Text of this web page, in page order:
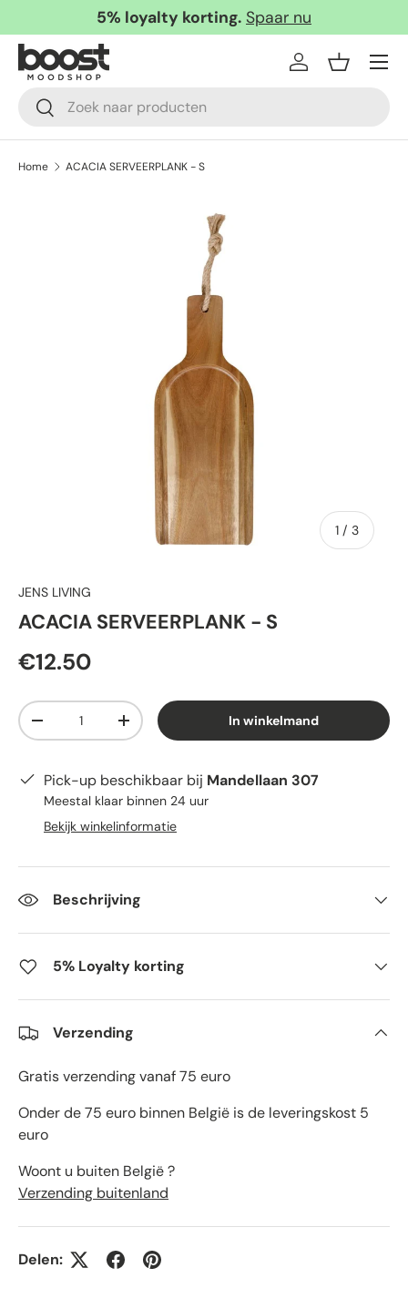
Ga naar inhoud
5% loyalty korting. Spaar nu
Zoeken
Zoeken
InloggenMandje
Menu
Home ACACIA SERVEERPLANK - S
1 / van
3
JENS LIVING
ACACIA SERVEERPLANK - S
€12.50
Aantal
-
+ In winkelmand
Pick-up beschikbaar bij Mandellaan 307
Meestal klaar binnen 24 uur
Bekijk winkelinformatie
Beschrijving
5% Loyalty korting
Verzending
Gratis verzending vanaf 75 euro
Onder de 75 euro binnen België is de leveringskost 5
euro
Woont u buiten België ?
Verzending buitenland
Delen: